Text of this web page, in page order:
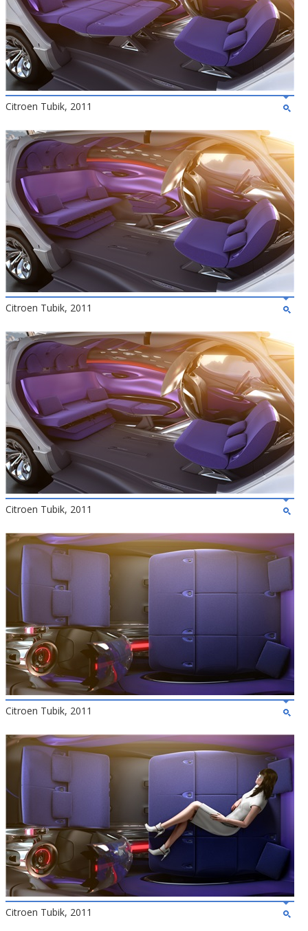
Citroen Tubik, 2011
Citroen Tubik, 2011
Citroen Tubik, 2011
Citroen Tubik, 2011
Citroen Tubik, 2011